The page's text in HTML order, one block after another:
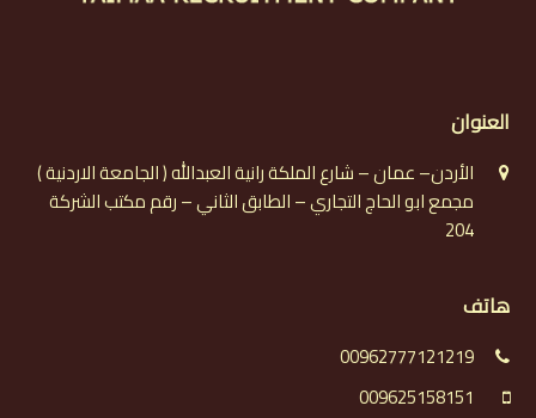
العنوان
الأردن– عمان – شارع الملكة رانية العبدالله ( الجامعة الاردنية )
مجمع ابو الحاج التجاري – الطابق الثاني – رقم مكتب الشركة
204
هاتف
00962777121219
009625158151